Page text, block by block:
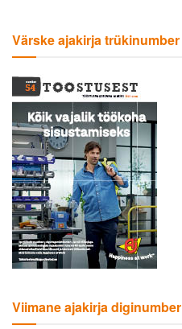
Värske ajakirja trükinumber
Viimane ajakirja diginumber